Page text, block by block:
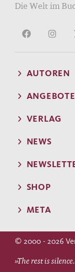
Die Welt im
AUTOREN
VERLAG
NEWS
SHOP
META
© 2000 - 2026
»The rest is